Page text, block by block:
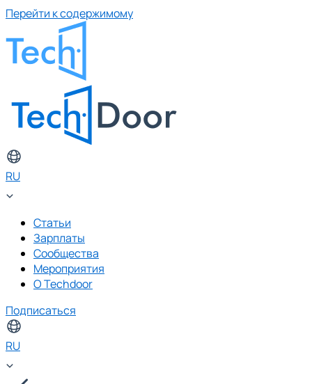
Перейти к содержимому
RU
Статьи
Зарплаты
Сообщества
Мероприятия
О Techdoor
Подписаться
RU